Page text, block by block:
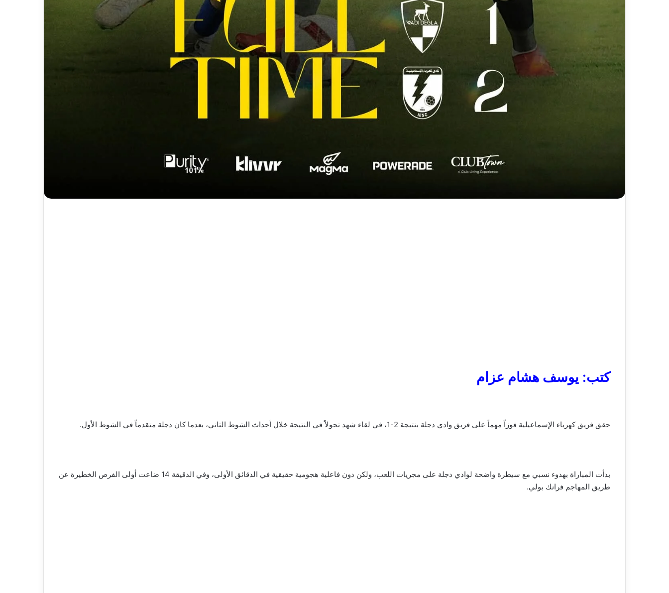
كتب: يوسف هشام عزام
حقق فريق كهرباء الإسماعيلية فوزاً مهماً على فريق وادي دجلة بنتيجة 2-1، في لقاء شهد تحولاً في النتيجة خلال أحداث الشوط الثاني، بعدما كان دجلة متقدماً في الشوط الأول.
بدأت المباراة بهدوء نسبي مع سيطرة واضحة لوادي دجلة على مجريات اللعب، ولكن دون فاعلية هجومية حقيقية في الدقائق الأولى، وفي الدقيقة 14 ضاعت أولى الفرص الخطيرة عن
طريق المهاجم فرانك بولي.